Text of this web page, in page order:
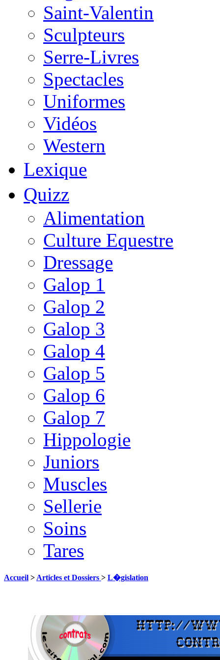
Saint-Valentin
Sculpteurs
Serre-Livres
Spectacles
Uniformes
Vidéos
Western
Lexique
Quizz
Alimentation
Culture Equestre
Dressage
Galop 1
Galop 2
Galop 3
Galop 4
Galop 5
Galop 6
Galop 7
Hippologie
Juniors
Muscles
Sellerie
Soins
Tares
Accueil > Articles et Dossiers > L�gislation